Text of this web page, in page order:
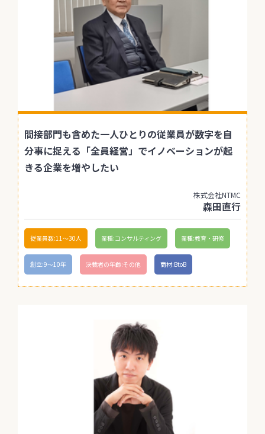
間接部門も含めた一人ひとりの従業員が数字を自
分事に捉える「全員経営」でイノベーションが起
きる企業を増やしたい
株式会社NTMC
森田直行
従業員数:11〜30人 業種:コンサルティング 業種:教育・研修
創立:9〜10年 決裁者の年齢:その他 商材:BtoB